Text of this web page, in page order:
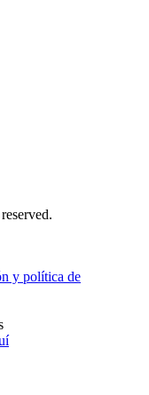
y política de